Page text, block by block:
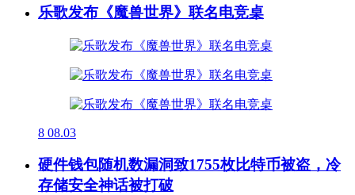
乐歌发布《魔兽世界》联名电竞桌
8 08.03
硬件钱包随机数漏洞致1755枚比特币被盗，冷
存储安全神话被打破